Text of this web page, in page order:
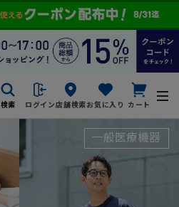
検索 ログイン店舗検索お気に入り カート
一般医療機器